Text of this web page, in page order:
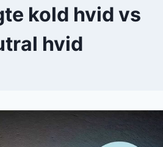
kold hvid vs
hvid